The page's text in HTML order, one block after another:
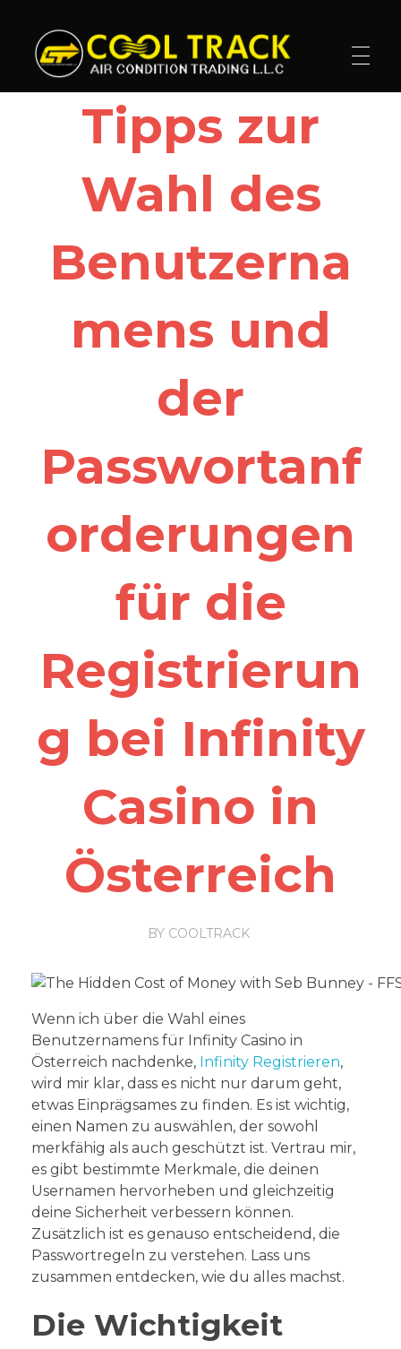
Cool Track Air Condition Trading LLC
Perfect Track of Comfort & Cool
Tipps zur
Wahl des
Benutzerna
mens und
der
Passwortanf
orderungen
für die
Registrierun
g bei Infinity
Casino in
Österreich
BY COOLTRACK
Wenn ich über die Wahl eines
Benutzernamens für Infinity Casino in
Österreich nachdenke, Infinity Registrieren,
wird mir klar, dass es nicht nur darum geht,
etwas Einprägsames zu finden. Es ist wichtig,
einen Namen zu auswählen, der sowohl
merkfähig als auch geschützt ist. Vertrau mir,
es gibt bestimmte Merkmale, die deinen
Usernamen hervorheben und gleichzeitig
deine Sicherheit verbessern können.
Zusätzlich ist es genauso entscheidend, die
Passwortregeln zu verstehen. Lass uns
zusammen entdecken, wie du alles machst.
Die Wichtigkeit